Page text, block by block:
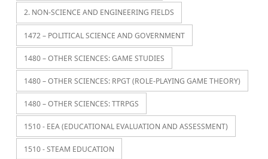
2. NON-SCIENCE AND ENGINEERING FIELDS
1472 – POLITICAL SCIENCE AND GOVERNMENT
1480 – OTHER SCIENCES: GAME STUDIES
1480 – OTHER SCIENCES: RPGT (ROLE-PLAYING GAME THEORY)
1480 – OTHER SCIENCES: TTRPGS
1510 - EEA (EDUCATIONAL EVALUATION AND ASSESSMENT)
1510 - STEAM EDUCATION